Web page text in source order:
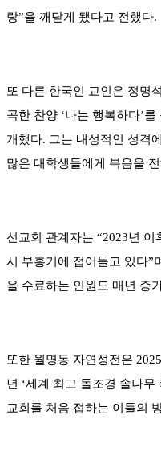
랑”을 깨닫게 됐다고 전했다.
또 다른 한국인 교인은 정명
곡한 찬양 ‘나는 행복하다’
개했다. 그는 내성적인 성격
많은 대학생들에게 복음을
선교회 관계자는 “2023년
시 부흥기에 접어들고 있다”
을 수료하는 인원도 매년 증
또한 월명동 자연성전은
년 ‘세계 최고 돌조경 솔나무
교회를 처음 접하는 이들의